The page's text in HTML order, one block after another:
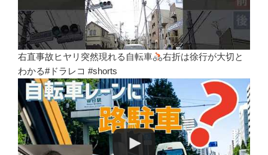
右直事故ヒヤリ突然現れる自転車
右折は徐行が大切と
わかる#ドラレコ #shorts